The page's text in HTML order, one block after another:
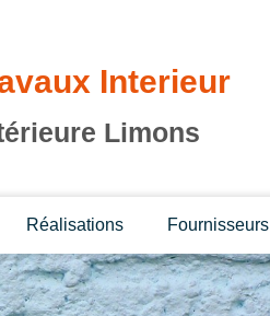
Interieur
Limons
Réalisations Fournisseurs